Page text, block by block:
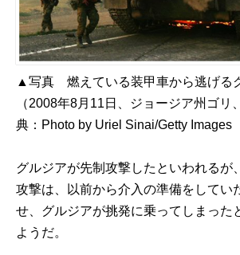
▲写真 燃えている装甲車から逃げる
（2008年8月11日、ジョージア州ゴ
典： Photo by Uriel Sinai/Getty Images
グルジアが先制攻撃したといわれるが
攻撃は、以前から介入の準備をしてい
せ、グルジアが挑発に乗ってしまった
ようだ。